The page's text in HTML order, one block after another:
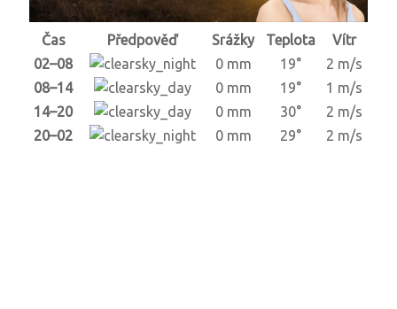
Čas Předpověď Srážky Teplota
Vítr
02–08
0 mm 19°
2 m/s
08–14
0 mm 19°
1 m/s
14–20
0 mm 30°
2 m/s
20–02
0 mm 29° 2 m/s